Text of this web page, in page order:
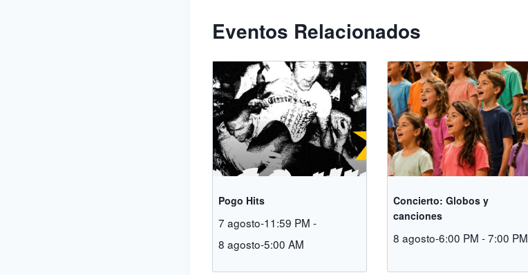
Eventos Relacionados
Pogo Hits
7 agosto-11:59 PM -
8 agosto-5:00 AM
Concierto: Globos y
canciones
8 agosto-6:00 PM -7:00 PM